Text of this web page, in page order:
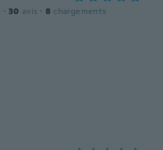
· 30 avis · 8 chargements